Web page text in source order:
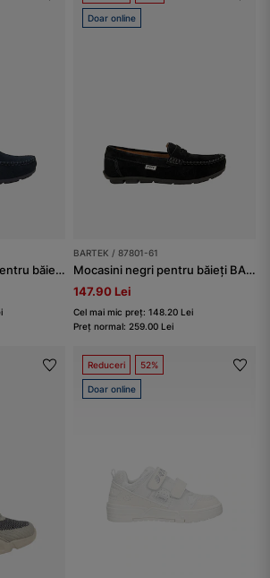
Mocasini bleumarin pentru băieți din piele split întoarsă BARTEK 87801-66
Doar online
BARTEK / 87801-61
Mocasini negri pentru băieți BARTEK 87801-61
147.90 Lei
Cel mai mic preț: 148.20 Lei
Preț normal: 259.00 Lei
Reduceri 52%
Doar online